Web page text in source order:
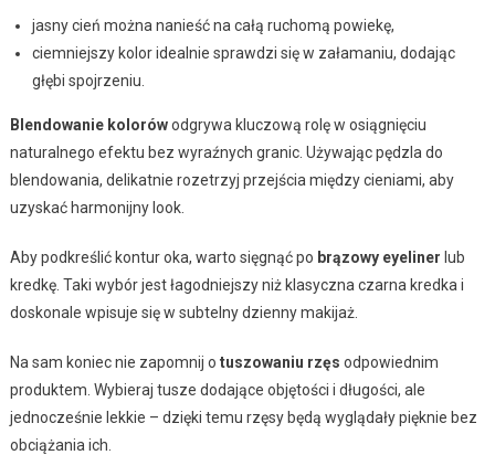
jasny cień można nanieść na całą ruchomą powiekę,
ciemniejszy kolor idealnie sprawdzi się w załamaniu, dodając
głębi spojrzeniu.
Blendowanie kolorówodgrywa kluczową rolę w osiągnięciu
naturalnego efektu bez wyraźnych granic. Używając pędzla do
blendowania, delikatnie rozetrzyj przejścia między cieniami, aby
uzyskać harmonijny look.
Aby podkreślić kontur oka, warto sięgnąć po brązowy eyeliner lub
kredkę. Taki wybór jest łagodniejszy niż klasyczna czarna kredka i
doskonale wpisuje się w subtelny dzienny makijaż.
Na sam koniec nie zapomnij o tuszowaniu rzęs odpowiednim
produktem. Wybieraj tusze dodające objętości i długości, ale
jednocześnie lekkie – dzięki temu rzęsy będą wyglądały pięknie bez
obciążania ich.